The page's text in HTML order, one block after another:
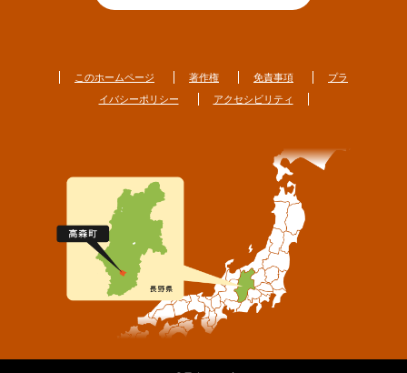
このホームページ 著作権 免責事項
プラ
イバシーポリシー
アクセシビリティ